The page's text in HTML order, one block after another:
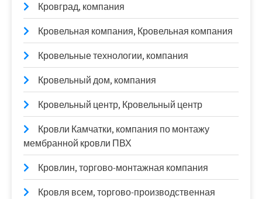
Кровград, компания
Кровельная компания, Кровельная компания
Кровельные технологии, компания
Кровельный дом, компания
Кровельный центр, Кровельный центр
Кровли Камчатки, компания по монтажу
мембранной кровли ПВХ
Кровлин, торгово-монтажная компания
Кровля всем, торгово-производственная